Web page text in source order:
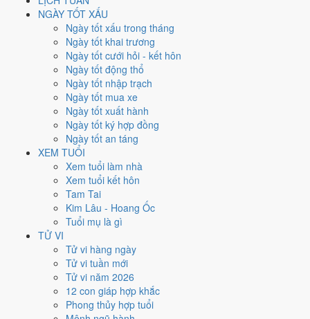
NGÀY TỐT XẤU
Ngày tốt xấu trong tháng
Ngày tốt khai trương
Ngày tốt cưới hỏi - kết hôn
Ngày tốt động thổ
Ngày tốt nhập trạch
Ngày tốt mua xe
Ngày tốt xuất hành
Ngày tốt ký hợp đồng
Ngày tốt an táng
XEM TUỔI
Xem tuổi làm nhà
Xem tuổi kết hôn
Tam Tai
Kim Lâu - Hoang Ốc
Tuổi mụ là gì
TỬ VI
Tử vi hàng ngày
Tử vi tuần mới
Tử vi năm 2026
12 con giáp hợp khắc
Phong thủy hợp tuổi
Thân, Dậu, Hợi.
Ngày Dương
Tháng 10 năm 2026
Tháng 8 âm năm 2026
Tiết Thu Phân
Bính Tý
Bính Ngọ
Ngày Canh Tuất có TrựcTrừ(ngày trừ bỏ điều cũ, đón điều mới)
nhưng gặp SaoThiên Lao hắc đạo
nên đây là Ngày Hung, cần thận trọng với các quyết định lớn
khó đảo ngược.